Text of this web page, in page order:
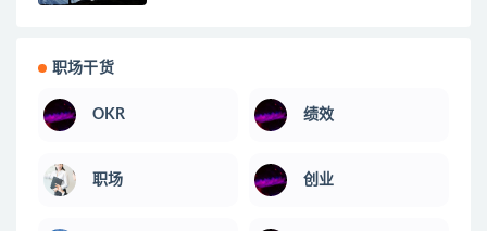
职场干货
OKR 绩效
职场 创业